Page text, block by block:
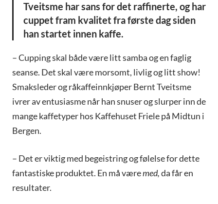
Tveitsme har sans for det raffinerte, og har
cuppet fram kvalitet fra første dag siden
han startet innen kaffe.
– Cupping skal både være litt samba og en faglig
seanse. Det skal være morsomt, livlig og litt show!
Smaksleder og råkaffeinnkjøper Bernt Tveitsme
ivrer av entusiasme når han snuser og slurper inn de
mange kaffetyper hos Kaffehuset Friele på Midtun i
Bergen.
– Det er viktig med begeistring og følelse for dette
fantastiske produktet. En må væremed,da får en
resultater.